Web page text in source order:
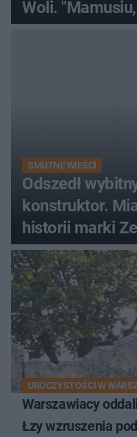
Woli.
SMUTNE WIEŚCI
Odszedł
konstruktor.
historii marki
UROCZYSTOŚCI W
Warszawiacy
Łzy wzruszenia